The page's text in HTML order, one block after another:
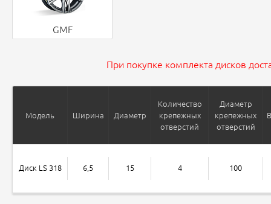
GMF
При покупке комплекта дисков
Модель Ширина Диаметр
Количество
крепежных
отверстий
Диаметр
крепежных
отверстий
Диск LS 318 6,5 15 4 100